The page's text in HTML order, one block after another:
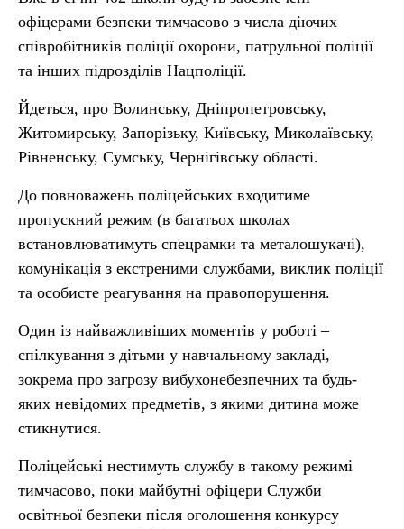
офіцерами безпеки тимчасово з числа діючих
співробітників поліції охорони, патрульної поліції
та інших підрозділів Нацполіції.
Йдеться, про Волинську, Дніпропетровську,
Житомирську, Запорізьку, Київську, Миколаївську,
Рівненську, Сумську, Чернігівську області.
До повноважень поліцейських входитиме
пропускний режим (в багатьох школах
встановлюватимуть спецрамки та металошукачі),
комунікація з екстреними службами, виклик поліції
та особисте реагування на правопорушення.
Один із найважливіших моментів у роботі –
спілкування з дітьми у навчальному закладі,
зокрема про загрозу вибухонебезпечних та будь-
яких невідомих предметів, з якими дитина може
стикнутися.
Поліцейські нестимуть службу в такому режимі
тимчасово, поки майбутні офіцери Служби
освітньої безпеки після оголошення конкурсу